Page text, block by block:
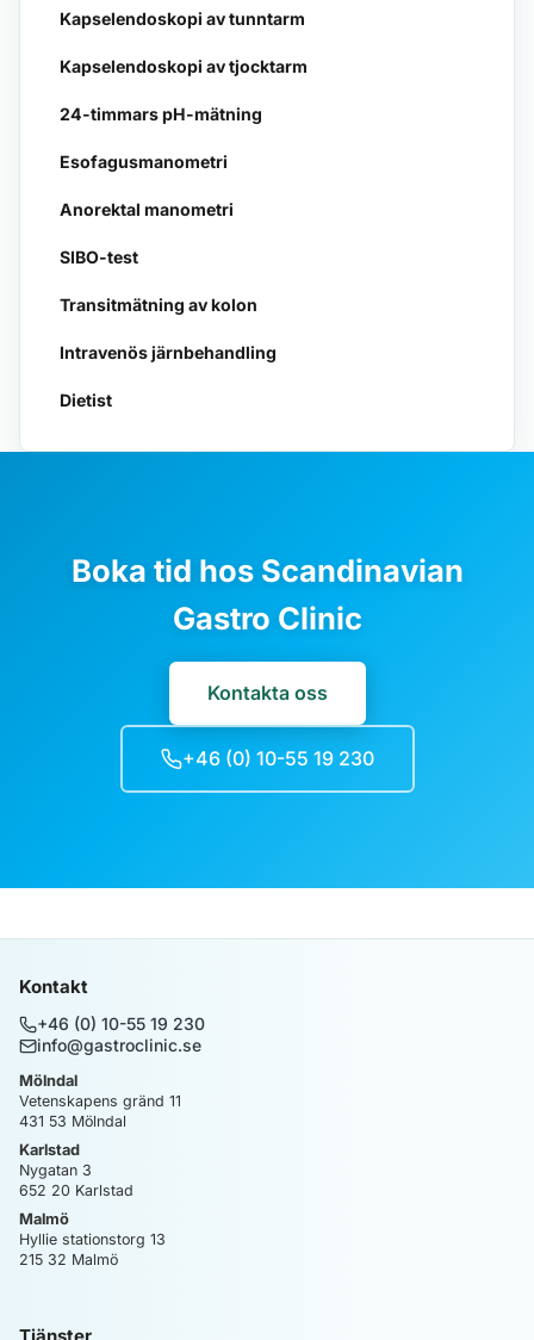
Kapselendoskopi av tunntarm
Kapselendoskopi av tjocktarm
24-timmars pH-mätning
Esofagusmanometri
Anorektal manometri
SIBO-test
Transitmätning av kolon
Intravenös järnbehandling
Dietist
Boka tid hos Scandinavian
Gastro Clinic
Kontakta oss
+46 (0) 10-55 19 230
Kontakt
+46 (0) 10-55 19 230
info@gastroclinic.se
Mölndal
Vetenskapens gränd 11
431 53 Mölndal
Karlstad
Nygatan 3
652 20 Karlstad
Malmö
Hyllie stationstorg 13
215 32 Malmö